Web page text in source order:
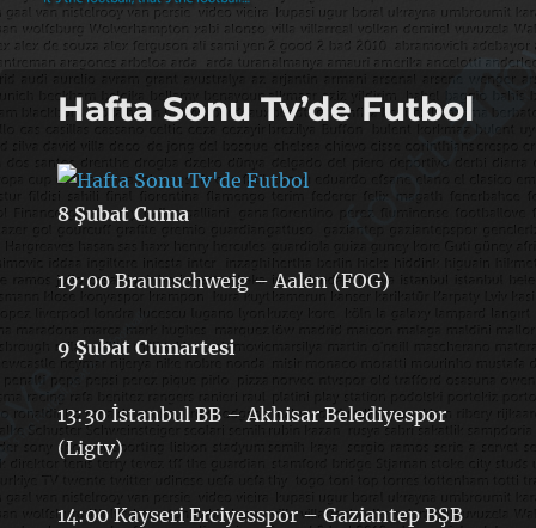
footbaLLove
Hafta Sonu Tv’de Futbol
8 Şubat Cuma
19:00 Braunschweig – Aalen (FOG)
9 Şubat Cumartesi
13:30 İstanbul BB – Akhisar Belediyespor
(Ligtv)
14:00 Kayseri Erciyesspor – Gaziantep BŞB